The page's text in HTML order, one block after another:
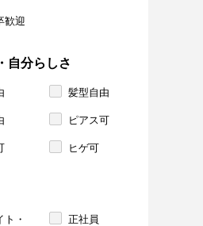
歓迎
自分らしさ
髪型自由
ピアス可
ヒゲ可
ト・
正社員